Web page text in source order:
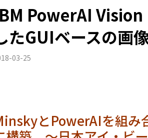
PowerAI Vision
たGUIベースの画
03-25
とPowerAIを組み